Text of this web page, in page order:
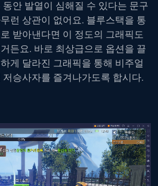
안 발열이 심해질 수 있다는 문구
런 상관이 없어요. 블루스택을 통
받아낸다면 이 정도의 그래픽도
든요. 바로 최상급으로 옵션을 끌
게 달라진 그래픽을 통해 비주얼
승사자를 즐겨나가도록 합시다.